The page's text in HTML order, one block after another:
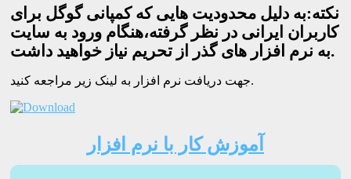
نکته:به دلیل محدودیت هایی که کمپانی گوگل برای
کاربران ایرانی در نظر گرفته،هنگام ورود به سایت
به نرم افزار های گذر از تحریم نیاز خواهید داشت.
جهت دریافت نرم افزار به لینک زیر مراجعه کنید.
آموزش کار با نرم افزار